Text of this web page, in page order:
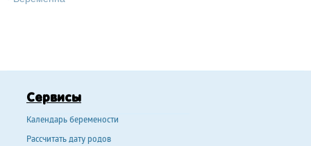
Сервисы
Календарь беремености
Рассчитать дату родов